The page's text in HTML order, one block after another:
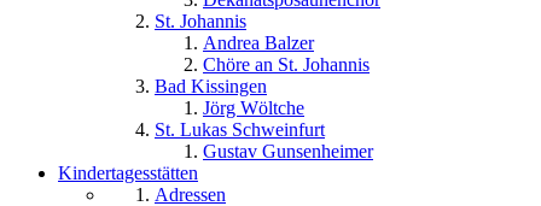
St. Johannis
Andrea Balzer
Chöre an St. Johannis
Bad Kissingen
Jörg Wöltche
St. Lukas Schweinfurt
Gustav Gunsenheimer
Kindertagesstätten
Adressen